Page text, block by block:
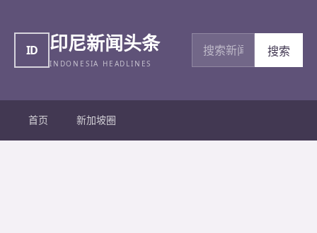
ID 印尼新闻头条
INDONESIA HEADLINES
搜索新闻
搜索
首页 新加坡圈